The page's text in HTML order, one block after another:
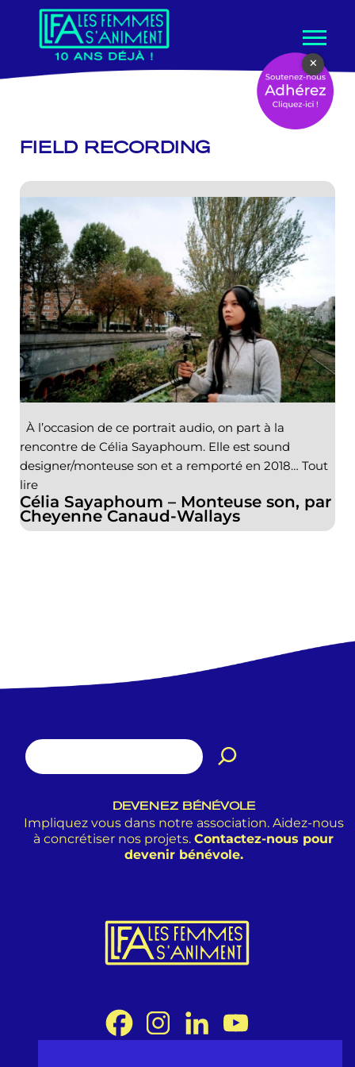
contenu
FIELD RECORDING
Célia Sayaphoum – Monteuse son, par
Cheyenne Canaud-Wallays
À l’occasion de ce portrait audio, on part à la
rencontre de Célia Sayaphoum. Elle est sound
designer/monteuse son et a remporté en 2018… Tout
lire
DEVENEZ BÉNÉVOLE
Impliquez vous dans notre association. Aidez-nous
à concrétiser nos projets. Contactez-nous pour
devenir bénévole.
×